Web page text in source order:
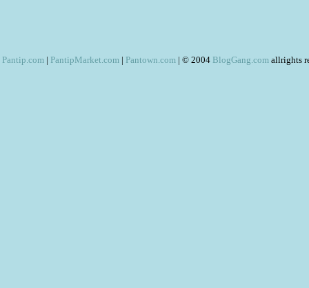
Pantip.com | PantipMarket.com | Pantown.com | © 2004 BlogGang.com allrights